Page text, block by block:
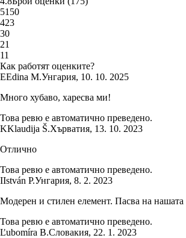
5150
423
30
21
11
Как работят оценките?
EEdina M.Унгария, 10. 10. 2025
Много хубаво, харесва ми!
Това ревю е автоматично преведено.
KKlaudija Š.Хърватия, 13. 10. 2023
Отлично
Това ревю е автоматично преведено.
IIstván P.Унгария, 8. 2. 2023
Модерен и стилен елемент. Пасва на нашата
Това ревю е автоматично преведено.
Ľubomíra B.Словакия, 22. 1. 2023